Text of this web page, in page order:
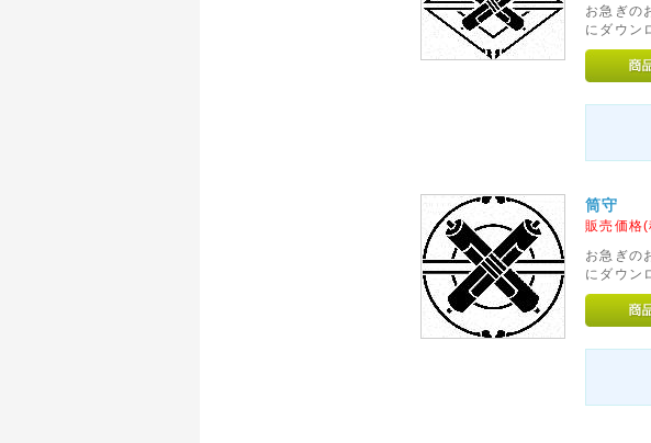
お急ぎの
にダウン
筒守
販売価格(
お急ぎの
にダウン